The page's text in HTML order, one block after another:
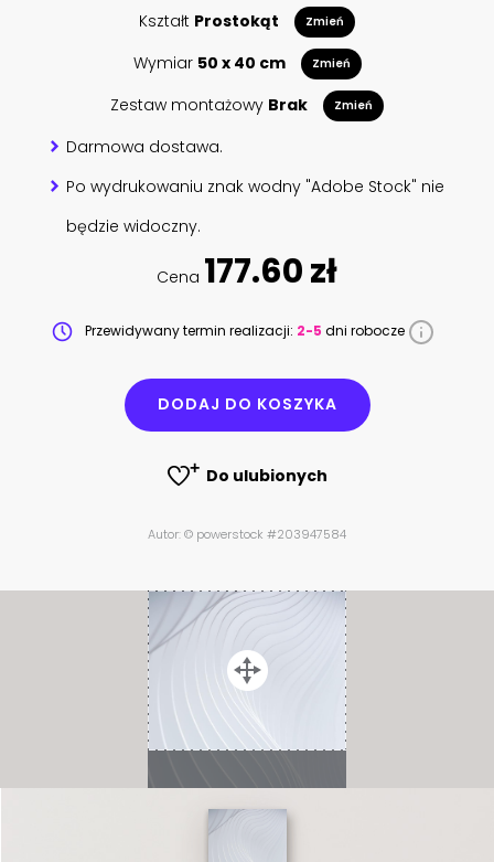
Kształt Prostokąt Zmień
Wymiar 50 x 40 cm Zmień
Zestaw montażowy Brak Zmień
Darmowa dostawa.
Po wydrukowaniu znak wodny "Adobe Stock" nie
będzie widoczny.
Cena 177.60 zł
Przewidywany termin realizacji: 2-5 dni robocze
DODAJ DO KOSZYKA
Do ulubionych
Autor: © powerstock #203947584